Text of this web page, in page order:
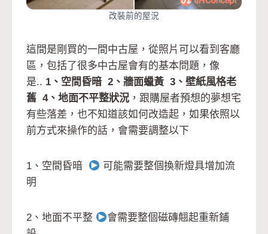
改裝前的屋況
這間是剛買的一間中古屋，從照片可以看到客廳
區， 包括了很多中古屋會有的基本問題 ， 像
是.. 1、空間昏暗 2、牆面蠟黃 3、壁紙風格老
舊 4、地面不平整狀況 ，跟購屋者預想的夢想宅
有些落差，也不知道該如何改造起， 如果依照以
前方式來操作的話， 會需要調整以下
1、空間昏暗
可能需要整個換新燈具增加流
明
2、地面不平整
會需要整個磁磚翹起重新鋪